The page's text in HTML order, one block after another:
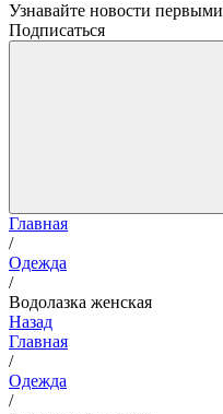
Узнавайте новости первыми
Подписаться
Главная
/
Одежда
/
Водолазка женская
Назад
Главная
/
Одежда
/